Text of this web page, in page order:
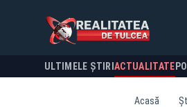
ULTIMELE ȘTIRI ACTUALITATE
Acasă